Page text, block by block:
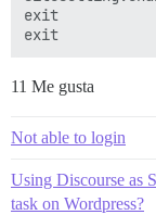
exit
11 Me gusta
Not able to login
Using Discourse as
task on Wordpress?